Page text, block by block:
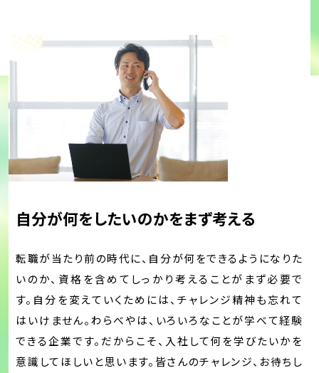
自分が何をしたいのかをまず考える
転職が当たり前の時代に、自分が何をできるようになりた
いのか、資格を含めてしっかり考えることがまず必要で
す。自分を変えていくためには、チャレンジ精神も忘れて
はいけません。わらべやは、いろいろなことが学べて経験
できる企業です。だからこそ、入社して何を学びたいかを
意識してほしいと思います。皆さんのチャレンジ、お待ちし